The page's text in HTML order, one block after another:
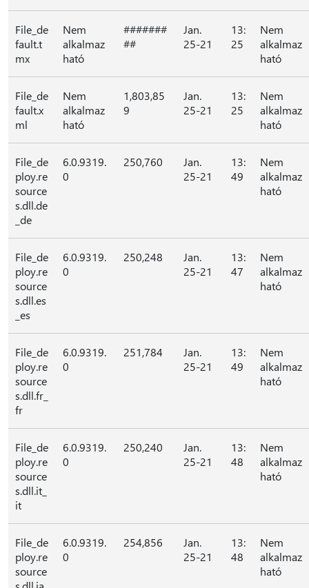
File_de
fault.t
mx
Nem
alkalmaz
ható
#######
##
Jan.
25-21
13:
25
Nem
alkalmaz
ható
File_de
fault.x
ml
Nem
alkalmaz
ható
1,803,85
9
Jan.
25-21
13:
25
Nem
alkalmaz
ható
File_de
ploy.re
source
s.dll.de
_de
6.0.9319.
0
250,760
Jan.
25-21
13:
49
Nem
alkalmaz
ható
File_de
ploy.re
source
s.dll.es
_es
6.0.9319.
0
250,248
Jan.
25-21
13:
47
Nem
alkalmaz
ható
File_de
ploy.re
source
s.dll.fr_
fr
6.0.9319.
0
251,784
Jan.
25-21
13:
49
Nem
alkalmaz
ható
File_de
ploy.re
source
s.dll.it_
it
6.0.9319.
0
250,240
Jan.
25-21
13:
48
Nem
alkalmaz
ható
File_de
ploy.re
source
6.0.9319.
0
254,856
Jan.
25-21
13:
48
Nem
alkalmaz
ható